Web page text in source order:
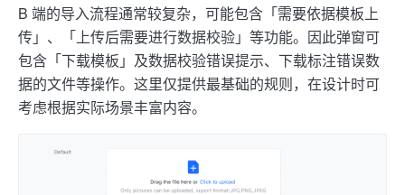
B 端的导入流程通常较复杂，可能包含「需要依据模板上
传」、「上传后需要进行数据校验」等功能。因此弹窗可
包含「下载模板」及数据校验错误提示、下载标注错误数
据的文件等操作。这里仅提供最基础的规则，在设计时可
考虑根据实际场景丰富内容。